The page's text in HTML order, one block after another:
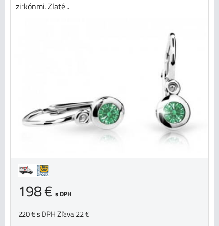
zirkónmi. Zlaté...
198 € s DPH
220 €s DPHZľava 22 €